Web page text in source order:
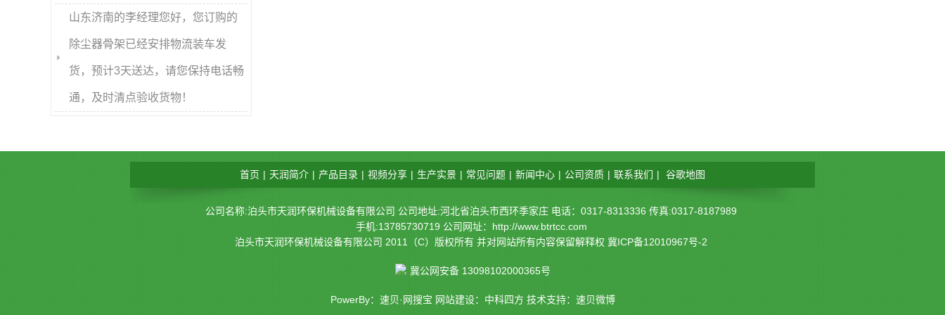
山东济南的李经理您好，您订购的
除尘器骨架已经安排物流装车发
货，预计3天送达，请您保持电话畅
通，及时清点验收货物！
首页 | 天润简介 | 产品目录 | 视频分享 | 生产实景 | 常见问题 | 新闻中心 | 公司资质 | 联系我们 | 谷歌地图
公司名称:泊头市天润环保机械设备有限公司 公司地址:河北省泊头市西环季家庄 电话：0317-8313336 传真:0317-8187989
手机:13785730719 公司网址： http://www.btrtcc.com
泊头市天润环保机械设备有限公司 2011（C）版权所有 并对网站所有内容保留解释权 冀ICP备12010967号-2
冀公网安备 13098102000365号
PowerBy：速贝·网搜宝 网站建设：中科四方 技术支持：速贝微博